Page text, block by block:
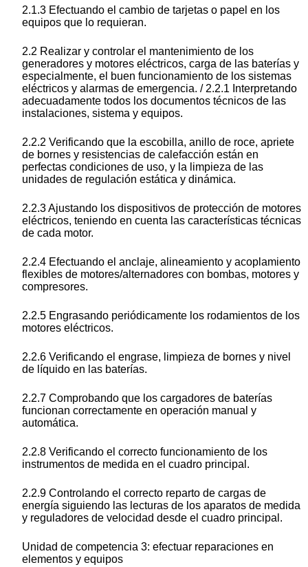
2.1.3 Efectuando el cambio de tarjetas o papel en los
equipos que lo requieran.
2.2 Realizar y controlar el mantenimiento de los
generadores y motores eléctricos, carga de las baterías y
especialmente, el buen funcionamiento de los sistemas
eléctricos y alarmas de emergencia. / 2.2.1 Interpretando
adecuadamente todos los documentos técnicos de las
instalaciones, sistema y equipos.
2.2.2 Verificando que la escobilla, anillo de roce, apriete
de bornes y resistencias de calefacción están en
perfectas condiciones de uso, y la limpieza de las
unidades de regulación estática y dinámica.
2.2.3 Ajustando los dispositivos de protección de motores
eléctricos, teniendo en cuenta las características técnicas
de cada motor.
2.2.4 Efectuando el anclaje, alineamiento y acoplamiento
flexibles de motores/alternadores con bombas, motores y
compresores.
2.2.5 Engrasando periódicamente los rodamientos de los
motores eléctricos.
2.2.6 Verificando el engrase, limpieza de bornes y nivel
de líquido en las baterías.
2.2.7 Comprobando que los cargadores de baterías
funcionan correctamente en operación manual y
automática.
2.2.8 Verificando el correcto funcionamiento de los
instrumentos de medida en el cuadro principal.
2.2.9 Controlando el correcto reparto de cargas de
energía siguiendo las lecturas de los aparatos de medida
y reguladores de velocidad desde el cuadro principal.
Unidad de competencia 3: efectuar reparaciones en
elementos y equipos